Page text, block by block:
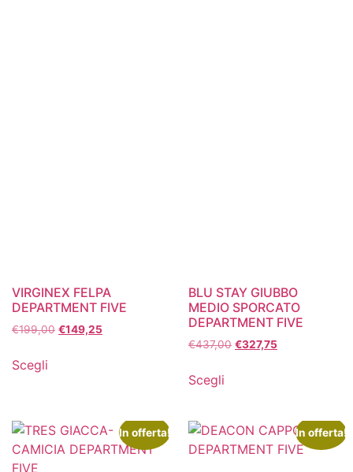
VIRGINEX FELPA
DEPARTMENT FIVE
€199,00 €149,25
Scegli
BLU STAY GIUBBO
MEDIO SPORCATO
DEPARTMENT FIVE
€437,00 €327,75
Scegli
In offerta! In offerta!